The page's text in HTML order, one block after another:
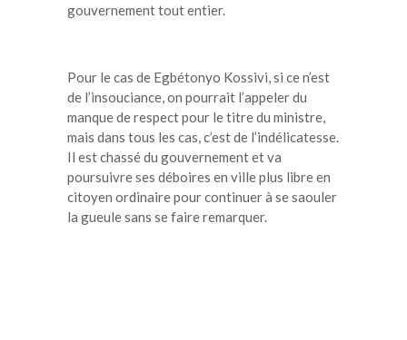
gouvernement tout entier.
Pour le cas de Egbétonyo Kossivi, si ce n’est
de l’insouciance, on pourrait l’appeler du
manque de respect pour le titre du ministre,
mais dans tous les cas, c’est de l’indélicatesse.
Il est chassé du gouvernement et va
poursuivre ses déboires en ville plus libre en
citoyen ordinaire pour continuer à se saouler
la gueule sans se faire remarquer.